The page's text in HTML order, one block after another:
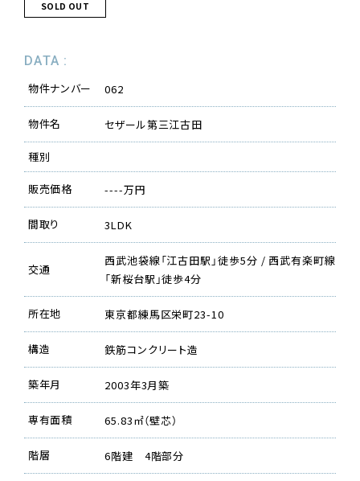
SOLD OUT
DATA :
物件ナンバー
062
物件名 セザール第三江古田
種別
販売価格 ----万円
間取り 3LDK
交通
西武池袋線「江古田駅」徒歩5分 / 西武有楽町線
「新桜台駅」徒歩4分
所在地 東京都練馬区栄町23-10
構造 鉄筋コンクリート造
築年月 2003年3月築
専有面積 65.83㎡（壁芯）
階層 6階建 4階部分